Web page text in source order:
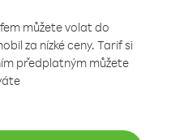
můžete volat do
za nízké ceny. Tarif si
předplatným můžete